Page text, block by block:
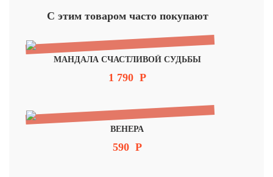
С этим товаром часто покупают
МАНДАЛА СЧАСТЛИВОЙ СУДЬБЫ
1 790 Р
ВЕНЕРА
590 Р